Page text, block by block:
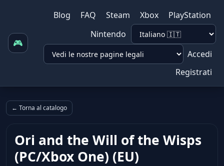
🎮
Blog FAQ Steam Xbox
PlayStation
Nintendo
Accedi
Registrati
← Torna al catalogo
Ori and the Will of the Wisps
(PC/Xbox One) (EU)